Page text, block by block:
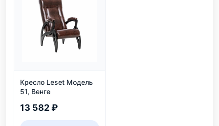
Кресло Leset Модель
51, Венге
13 582 ₽